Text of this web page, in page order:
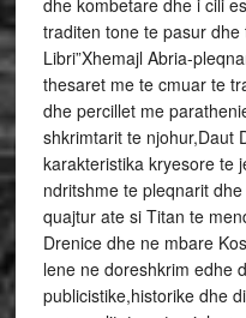
dhe kombetare dhe i cili
traditen tone te pasur
Libri”Xhemajl Abria-
thesaret me te cmuar te
dhe percillet me
shkrimtarit te njohur,Daut
karakteristika kryesore te
ndritshme te pleqnarit
quajtur ate si Titan te
Drenice dhe ne mbare
lene ne doreshkrim edhe
publicistike,historike dhe